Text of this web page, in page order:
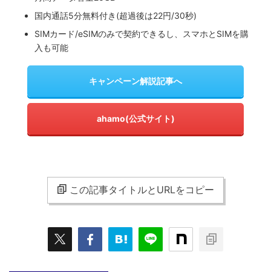
国内通話5分無料付き(超過後は22円/30秒)
SIMカード/eSIMのみで契約できるし、スマホとSIMを購
入も可能
キャンペーン解説記事へ
ahamo(公式サイト)
この記事タイトルとURLをコピー